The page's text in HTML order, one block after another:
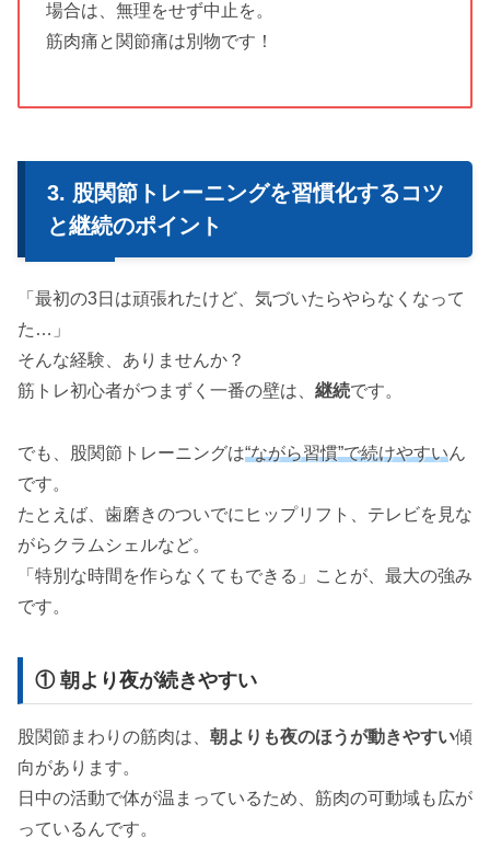
場合は、無理をせず中止を。
筋肉痛と関節痛は別物です！
股関節トレーニングを習慣化するコツ
と継続のポイント
「最初の3日は頑張れたけど、気づいたらやらなくなって
た…」
そんな経験、ありませんか？
筋トレ初心者がつまずく一番の壁は、 継続です。
でも、股関節トレーニングは“ながら習慣”で続けやすいん
です。
たとえば、歯磨きのついでにヒップリフト、テレビを見な
がらクラムシェルなど。
「特別な時間を作らなくてもできる」ことが、最大の強み
です。
① 朝より夜が続きやすい
股関節まわりの筋肉は、 朝よりも夜のほうが動きやすい傾
向があります。
日中の活動で体が温まっているため、筋肉の可動域も広が
っているんです。